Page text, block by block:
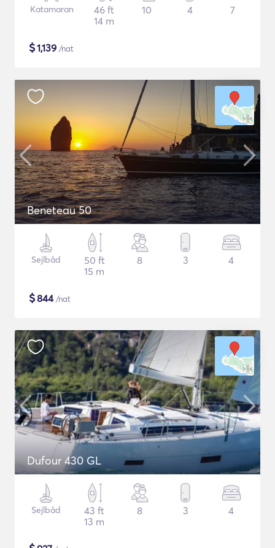
Katamaran
46 ft
14 m
10 4 7
$1,139 /nat
Beneteau 50
Sejlbåd
50 ft
15 m
8 3 4
$844/nat
Dufour 430 GL
Sejlbåd
43 ft
13 m
8 3 4